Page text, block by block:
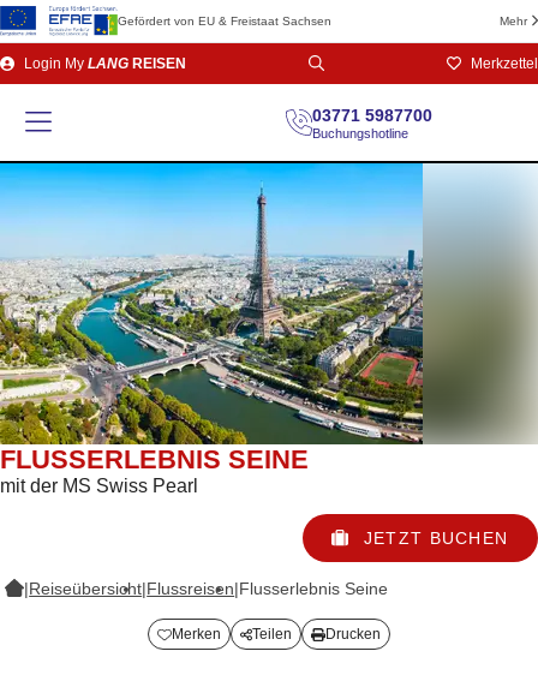
Gefördert von EU & Freistaat Sachsen Mehr
Direkt
zum
Login My LANG REISEN Merkzettel
03771 5987700
Buchungshotline
FLUSSERLEBNIS SEINE
mit der MS Swiss Pearl
JETZT BUCHEN
|Reiseübersicht|Flussreisen|Flusserlebnis Seine
Merken Teilen Drucken